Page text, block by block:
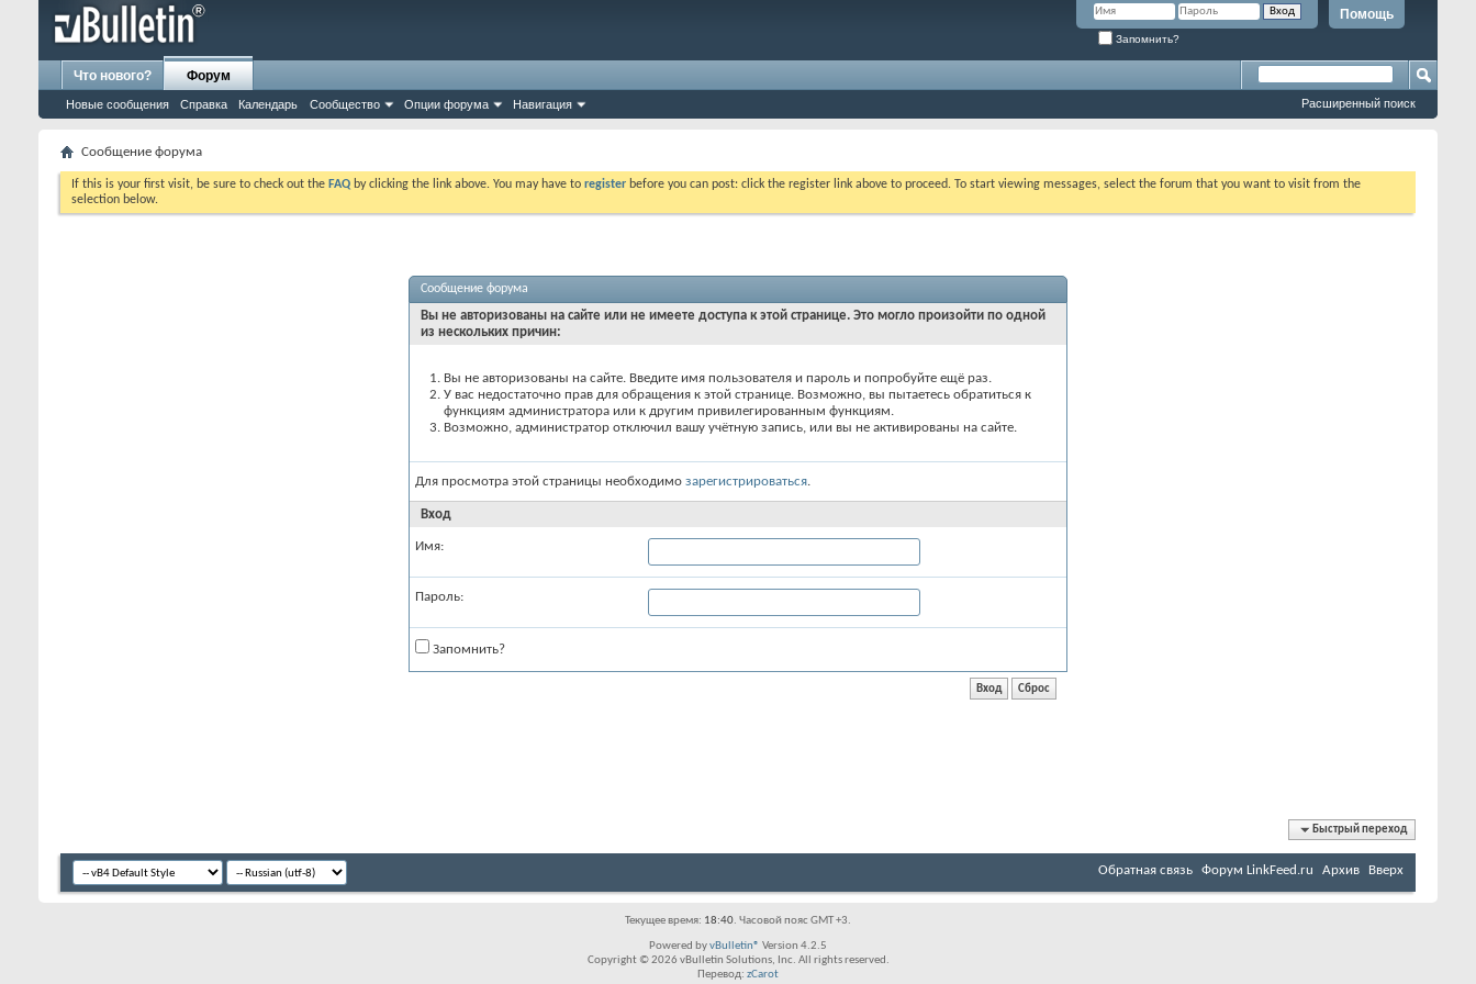
Помощь
Запомнить?
Что нового? Форум
Новые сообщения Справка Календарь Сообщество Опции форума Навигация Расширенный поиск
Сообщение форума
If this is your first visit, be sure to check out the FAQ by clicking the link above. You may have to register before you can post: click the register link above to proceed. To start viewing messages, select the forum that you want to visit from the
selection below.
Сообщение форума
Вы не авторизованы на сайте или не имеете доступа к этой странице. Это могло произойти по одной
из нескольких причин:
Вы не авторизованы на сайте. Введите имя пользователя и пароль и попробуйте ещё раз.
У вас недостаточно прав для обращения к этой странице. Возможно, вы пытаетесь обратиться к
функциям администратора или к другим привилегированным функциям.
Возможно, администратор отключил вашу учётную запись, или вы не активированы на сайте.
Для просмотра этой страницы необходимо зарегистрироваться.
Вход
Имя:
Пароль:
Запомнить?
Быстрый переход
Обратная связь Форум LinkFeed.ru Архив Вверх
Текущее время: 18:40. Часовой пояс GMT +3.
Powered byvBulletin® Version 4.2.5
Copyright © 2026 vBulletin Solutions, Inc. All rights reserved.
Перевод: zCarot